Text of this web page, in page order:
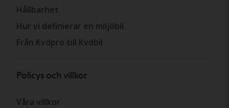
Hållbarhet
Hur vi definierar en miljöbil
Från Kvdpro till Kvdbil
Policys och villkor
Våra villkor